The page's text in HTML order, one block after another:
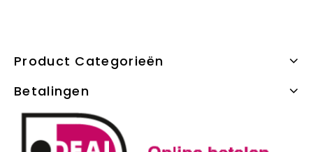
Product Categorieën
Betalingen